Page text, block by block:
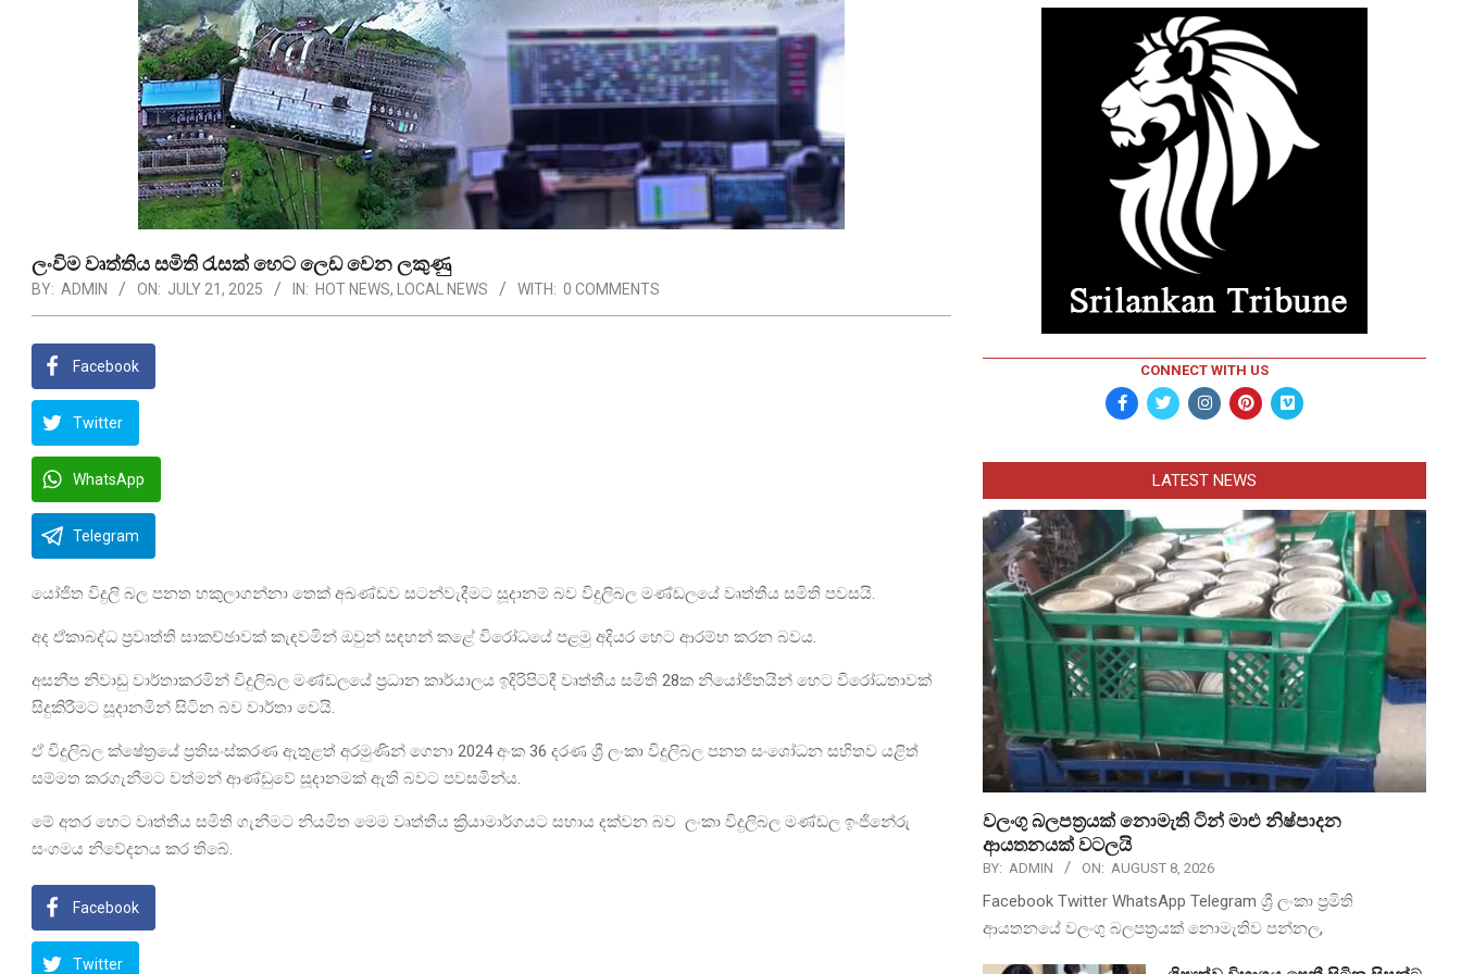
ලංවිම වෘත්තිය සමිති රැසක් හෙට ලෙඩ වෙන ලකුණු
BY: ADMIN ON: JULY 21, 2025 IN: HOT NEWS, LOCAL NEWS WITH: 0 COMMENTS
Facebook
Twitter
WhatsApp
Telegram
යෝජිත විදුලි බල පනත හකුලාගන්නා තෙක් අඛණ්ඩව සටන්වැදීමට සූදානම් බව විදුලිබල මණ්ඩලයේ වෘත්තීය සමිති පවසයි.
අද ඒකාබද්ධ ප්‍රවෘත්ති සාකච්ඡාවක් කැඳවමින් ඔවුන් සඳහන් කළේ විරෝධයේ පළමු අදියර හෙට ආරම්භ කරන බවය.
අසනීප නිවාඩු වාර්තාකරමින් විදුලිබල මණ්ඩලයේ ප්‍රධාන කාර්යාලය ඉදිරිපිටදී වෘත්තීය සමිති 28ක නියෝජිතයින් හෙට විරෝධතාවක්
සිදුකිරීමට සූදානමින් සිටින බව වාර්තා වෙයි.
ඒ විදුලිබල ක්ෂේත්‍රයේ ප්‍රතිසංස්කරණ ඇතුළත් අරමුණින් ගෙනා 2024 අංක 36 දරණ ශ්‍රී ලංකා විදුලිබල පනත සංශෝධන සහිතව යළිත්
සම්මත කරගැනීමට වත්මන් ආණ්ඩුවේ සූදානමක් ඇති බවට පවසමින්ය.
මේ අතර හෙට වෘත්තීය සමිති ගැනීමට නියමිත මෙම වෘත්තීය ක්‍රියාමාර්ගයට සහාය දක්වන බව ලංකා විදුලිබල මණ්ඩල ඉංජිනේරු
සංගමය නිවේදනය කර තිබේ.
Facebook
Twitter
CONNECT WITH US
LATEST NEWS
වලංගු බලපත්‍රයක් නොමැති ටින් මාළු නිෂ්පාදන
ආයතනයක් වටලයි
BY: ADMIN ON: AUGUST 8, 2026
Facebook Twitter WhatsApp Telegram ශ්‍රී ලංකා ප්‍රමිති
ආයතනයේ වලංගු බලපත්‍රයක් නොමැතිව පන්නල,